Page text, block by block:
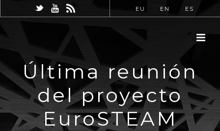
EU EN ES
Última reunión
del proyecto
EuroSTEAM